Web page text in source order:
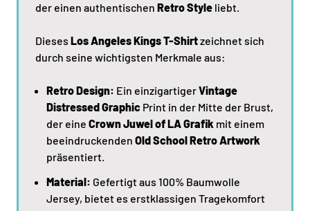
der einen authentischen Retro Style liebt.
Dieses Los Angeles Kings T-Shirtzeichnet sich
durch seine wichtigsten Merkmale aus:
Retro Design: Ein einzigartigerVintage
Distressed Graphic Print in der Mitte der Brust,
der eine Crown Juwel of LA Grafik mit einem
beeindruckenden Old School Retro Artwork
präsentiert.
Material: Gefertigt aus 100% Baumwolle
Jersey, bietet es erstklassigen Tragekomfort